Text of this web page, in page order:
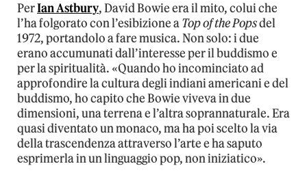
PerIan Astbury, David Bowie era il mito, colui che
l’ha folgorato con l’esibizione aTop of the Popsdel
1972, portandolo a fare musica. Non solo: i due
erano accumunati dall’interesse per il buddismo e
per la spiritualità. «Quando ho incominciato ad
approfondire la cultura degli indiani americani e del
buddismo, ho capito che Bowie viveva in due
dimensioni, una terrena e l’altra soprannaturale. Era
quasi diventato un monaco, ma ha poi scelto la via
della trascendenza attraverso l’arte e ha saputo
esprimerla in un linguaggio pop, non iniziatico».